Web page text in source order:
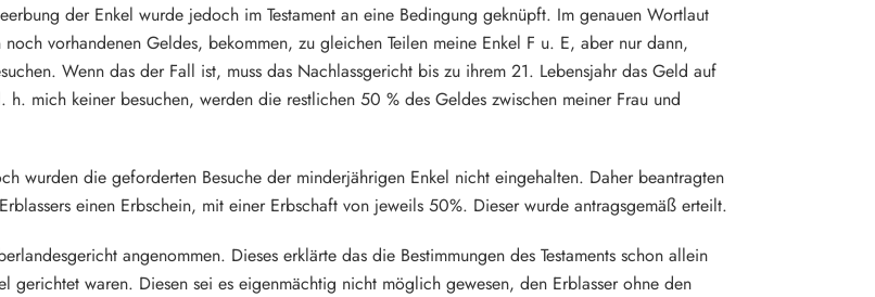
der Enkel wurde jedoch im Testament an eine Bedingung geknüpft. Im genauen Wortlaut
vorhandenen Geldes, bekommen, zu gleichen Teilen meine Enkel F u. E, aber nur dann,
Wenn das der Fall ist, muss das Nachlassgericht bis zu ihrem 21. Lebensjahr das Geld auf
mich keiner besuchen, werden die restlichen 50 % des Geldes zwischen meiner Frau und
wurden die geforderten Besuche der minderjährigen Enkel nicht eingehalten. Daher beantragten
einen Erbschein, mit einer Erbschaft von jeweils 50%. Dieser wurde antragsgemäß erteilt.
angenommen. Dieses erklärte das die Bestimmungen des Testaments schon allein
gerichtet waren. Diesen sei es eigenmächtig nicht möglich gewesen, den Erblasser ohne den